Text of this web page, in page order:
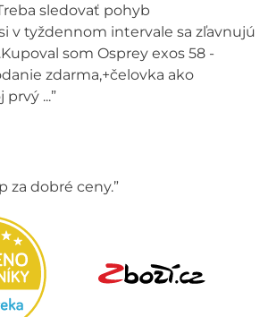
sledovať pohyb
v tyždennom intervale sa zľavnujú
som Osprey exos 58 -
zdarma,+čelovka ako
...”
za dobré ceny.”